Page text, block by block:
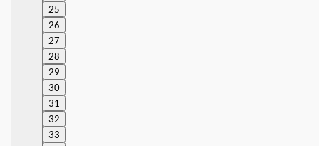
25
26
27
28
29
30
31
32
33